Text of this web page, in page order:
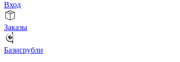
Вход
Заказы
Базисрубли